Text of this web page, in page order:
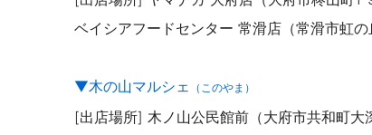
ベイシアフードセンター 常滑店（常滑市虹の
▼木の山マルシェ （このやま）
[出店場所] 木ノ山公民館前（大府市共和町大